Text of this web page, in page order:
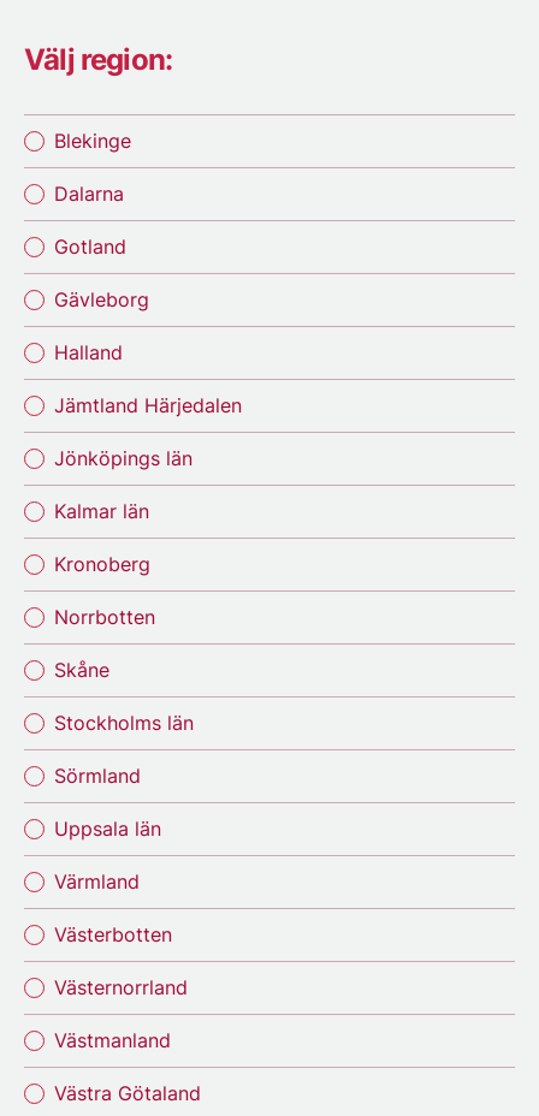
Välj region:
Blekinge
Dalarna
Gotland
Gävleborg
Halland
Jämtland Härjedalen
Jönköpings län
Kalmar län
Kronoberg
Norrbotten
Skåne
Stockholms län
Sörmland
Uppsala län
Värmland
Västerbotten
Västernorrland
Västmanland
Västra Götaland